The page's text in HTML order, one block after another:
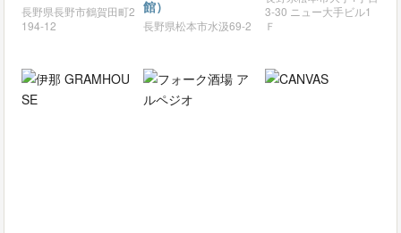
長野県長野市鶴賀田町2
194-12
館）
長野県松本市水汲69-2
3-30 ニュー大手ビル1
Ｆ